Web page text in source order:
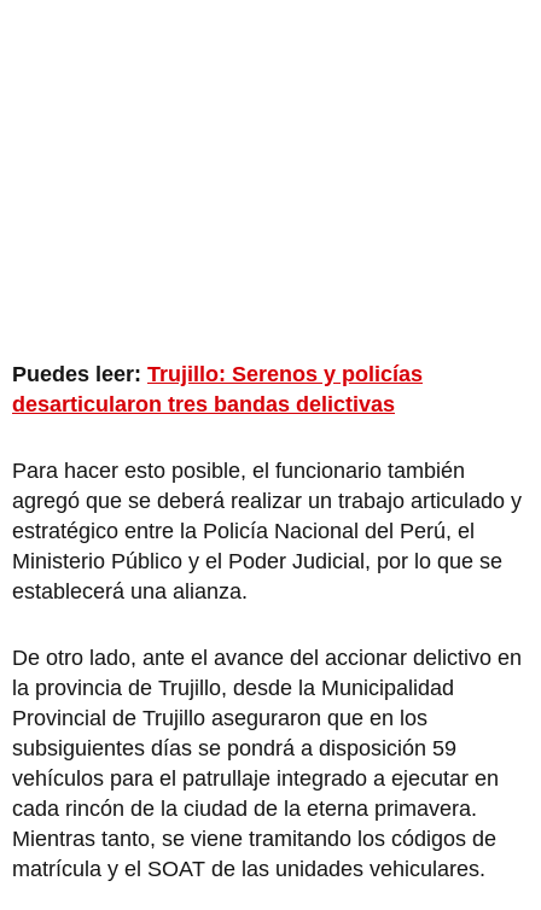
Puedes leer: Trujillo: Serenos y policías
desarticularon tres bandas delictivas
Para hacer esto posible, el funcionario también
agregó que se deberá realizar un trabajo articulado y
estratégico entre la Policía Nacional del Perú, el
Ministerio Público y el Poder Judicial, por lo que se
establecerá una alianza.
De otro lado, ante el avance del accionar delictivo en
la provincia de Trujillo, desde la Municipalidad
Provincial de Trujillo aseguraron que en los
subsiguientes días se pondrá a disposición 59
vehículos para el patrullaje integrado a ejecutar en
cada rincón de la ciudad de la eterna primavera.
Mientras tanto, se viene tramitando los códigos de
matrícula y el SOAT de las unidades vehiculares.